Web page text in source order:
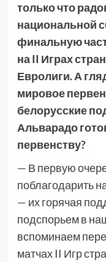
только что
национальной
финальную
на II Играх
Евролиги. А
мировое
белорусские
Альварадо
первенству?
— В первую
поблагодарить
— их горячая
подспорьем в
вспоминаем
матчах II Игр